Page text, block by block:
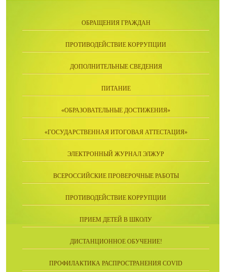
ОБРАЩЕНИЯ ГРАЖДАН
ПРОТИВОДЕЙСТВИЕ КОРРУПЦИИ
ДОПОЛНИТЕЛЬНЫЕ СВЕДЕНИЯ
ПИТАНИЕ
«ОБРАЗОВАТЕЛЬНЫЕ ДОСТИЖЕНИЯ»
«ГОСУДАРСТВЕННАЯ ИТОГОВАЯ АТТЕСТАЦИЯ»
ЭЛЕКТРОННЫЙ ЖУРНАЛ ЭЛЖУР
ВСЕРОССИЙСКИЕ ПРОВЕРОЧНЫЕ РАБОТЫ
ПРОТИВОДЕЙСТВИЕ КОРРУПЦИИ
ПРИЕМ ДЕТЕЙ В ШКОЛУ
ДИСТАНЦИОННОЕ ОБУЧЕНИЕ!
ПРОФИЛАКТИКА РАСПРОСТРАНЕНИЯ COVID